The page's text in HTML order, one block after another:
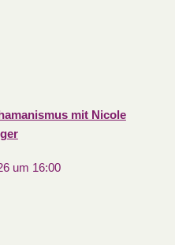
mit Nicole
um 16:00